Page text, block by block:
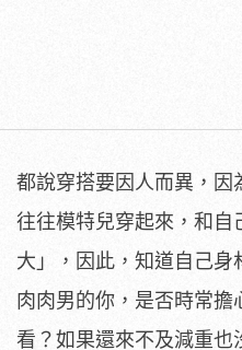
都說穿搭要因人而異，因
往往模特兒穿起來，和自
大」，因此，知道自己身
肉肉男的你，是否時常
看？如果還來不及減重也